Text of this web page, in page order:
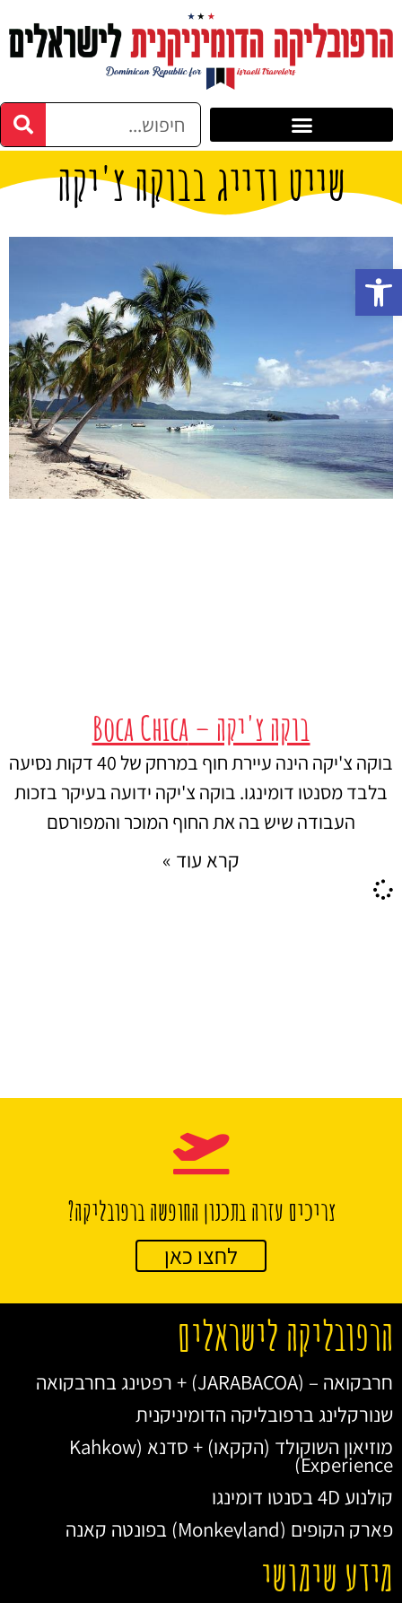
שייט ודייג בבוקה צ'יקה
בוקה צ'יקה – Boca Chica
בוקה צ'יקה הינה עיירת חוף במרחק של 40 דקות נסיעה
בלבד מסנטו דומינגו. בוקה צ'יקה ידועה בעיקר בזכות
העבודה שיש בה את החוף המוכר והמפורסם
קרא עוד »
צריכים עזרה בתכנון החופשה ברפובליקה?
לחצו כאן
הרפובליקה לישראלים
חרבקואה – (JARABACOA) + רפטינג בחרבקואה
שנורקלינג ברפובליקה הדומיניקנית
מוזיאון השוקולד (הקקאו) + סדנא (Kahkow
Experience)
קולנוע 4D בסנטו דומינגו
פארק הקופים (Monkeyland) בפונטה קאנה
מידע שימושי
פתח סרגל נגישות